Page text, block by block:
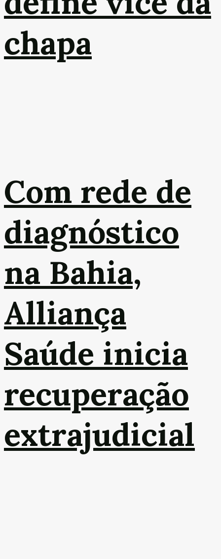
chapa
Com rede de
diagnóstico
na Bahia,
Alliança
Saúde inicia
recuperação
extrajudicial